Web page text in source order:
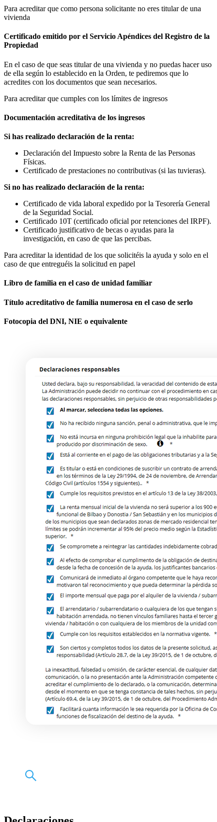
Para acreditar que como persona solicitante no eres titular de una
vivienda
Certificado emitido por el Servicio Apéndices del Registro de la
Propiedad
En el caso de que seas titular de una vivienda y no puedas hacer uso
de ella según lo establecido en la Orden, te pediremos que lo
acredites con los documentos que sean necesarios.
Para acreditar que cumples con los límites de ingresos
Documentación acreditativa de los ingresos
Si has realizado declaración de la renta:
Declaración del Impuesto sobre la Renta de las Personas
Físicas.
Certificado de prestaciones no contributivas (si las tuvieras).
Si no has realizado declaración de la renta:
Certificado de vida laboral expedido por la Tesorería General
de la Seguridad Social.
Certificado 10T (certificado oficial por retenciones del IRPF).
Certificado justificativo de becas o ayudas para la
investigación, en caso de que las percibas.
Para acreditar la identidad de los que solicitéis la ayuda y solo en el
caso de que entreguéis la solicitud en papel
Libro de familia en el caso de unidad familiar
Título acreditativo de familia numerosa en el caso de serlo
Fotocopia del DNI, NIE o equivalente